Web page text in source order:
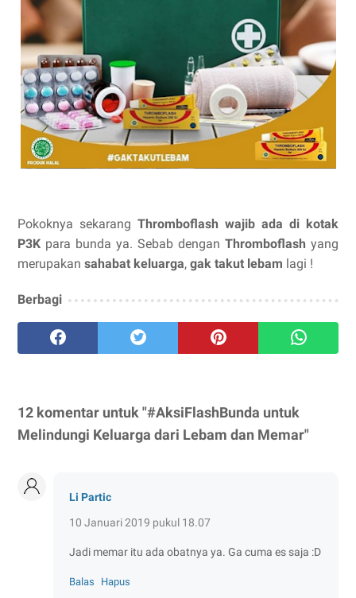
Pokoknya sekarang Thromboflash wajib ada di kotak
P3K para bunda ya. Sebab dengan Thromboflash yang
merupakan sahabat keluarga, gak takut lebam lagi !
Berbagi
12 komentar untuk "#AksiFlashBunda untuk
Melindungi Keluarga dari Lebam dan Memar"
Li Partic
10 Januari 2019 pukul 18.07
Jadi memar itu ada obatnya ya. Ga cuma es saja :D
Balas Hapus